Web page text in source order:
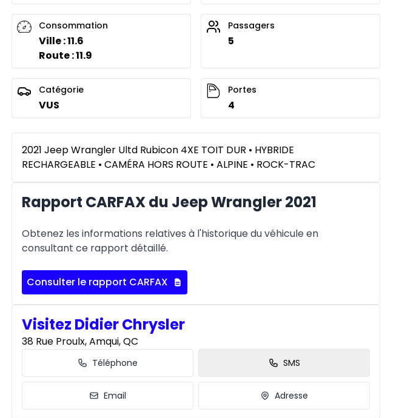
Consommation
Ville : 11.6
Route : 11.9
Passagers
5
Catégorie
VUS
Portes
4
2021 Jeep Wrangler Ultd Rubicon 4XE TOIT DUR • HYBRIDE
RECHARGEABLE • CAMÉRA HORS ROUTE • ALPINE • ROCK-TRAC
Rapport CARFAX du Jeep Wrangler 2021
Obtenez les informations relatives à l'historique du véhicule en
consultant ce rapport détaillé.
Consulter le rapport CARFAX
Visitez Didier Chrysler
38 Rue Proulx, Amqui, QC
Téléphone SMS
Email Adresse